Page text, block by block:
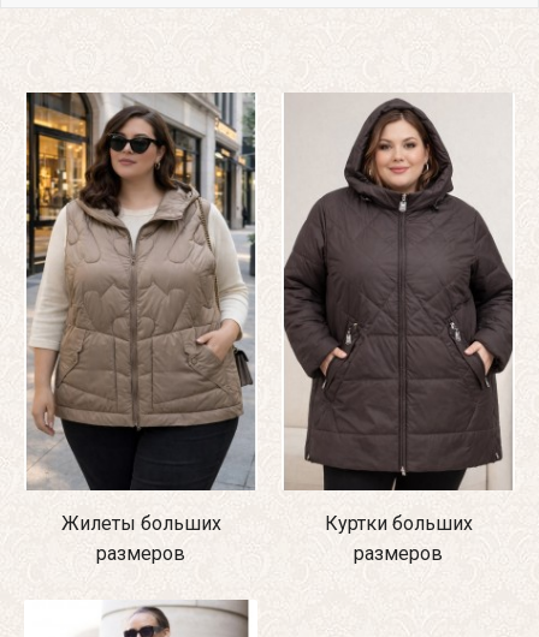
Жилеты больших
размеров
Куртки больших
размеров